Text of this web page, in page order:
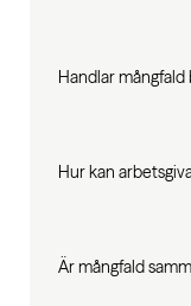
Handlar
Hur kan
Är mångfald